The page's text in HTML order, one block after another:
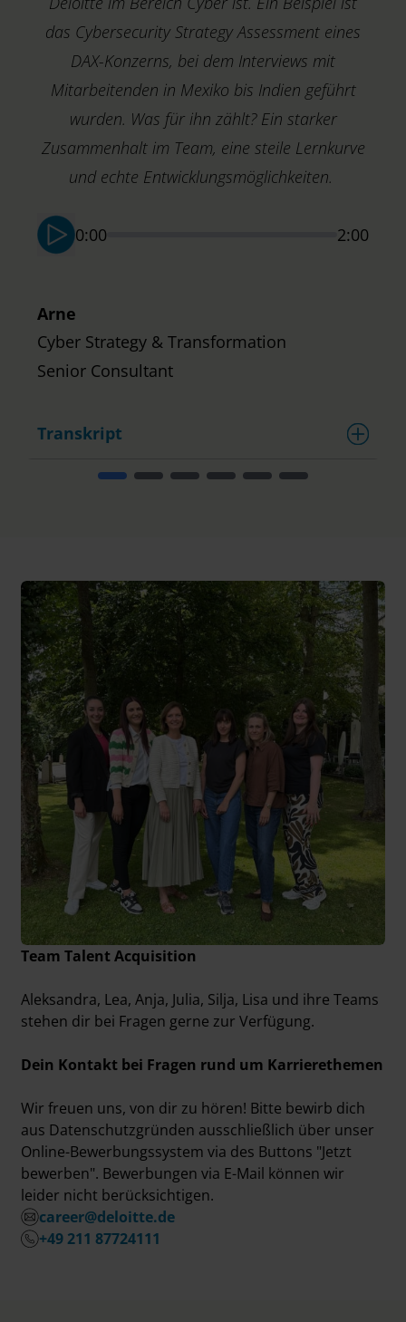
das Cybersecurity Strategy Assessment eines
DAX-Konzerns, bei dem Interviews mit
Mitarbeitenden in Mexiko bis Indien geführt
wurden. Was für ihn zählt? Ein starker
Zusammenhalt im Team, eine steile Lernkurve
und echte Entwicklungsmöglichkeiten.
0:00 2:00
Arne
Cyber Strategy & Transformation
Senior Consultant
Transkript
Team Talent Acquisition
Aleksandra, Lea, Anja, Julia, Silja, Lisa und ihre Teams
stehen dir bei Fragen gerne zur Verfügung.
Dein Kontakt bei Fragen rund um Karrierethemen
Wir freuen uns, von dir zu hören! Bitte bewirb dich
aus Datenschutzgründen ausschließlich über unser
Online-Bewerbungssystem via des Buttons "Jetzt
bewerben". Bewerbungen via E-Mail können wir
leider nicht berücksichtigen.
career@deloitte.de
+49 211 87724111